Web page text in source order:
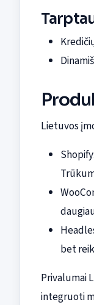
Lietuvos
bet
Privalumai
integruoti